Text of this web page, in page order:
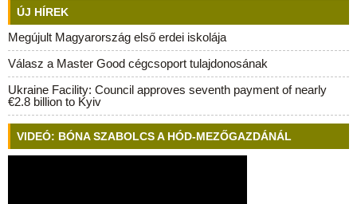
ÚJ HÍREK
Megújult Magyarország első erdei iskolája
Válasz a Master Good cégcsoport tulajdonosának
Ukraine Facility: Council approves seventh payment of nearly
€2.8 billion to Kyiv
VIDEÓ: BÓNA SZABOLCS A HÓD-MEZŐGAZDÁNÁL